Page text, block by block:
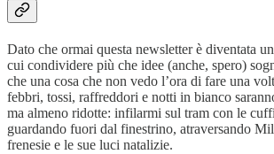
Dato che ormai questa newsletter è diventata
cui condividere più che idee (anche, spero)
che una cosa che non vedo l’ora di fare una
febbri, tossi, raffreddori e notti in bianco
ma almeno ridotte: infilarmi sul tram con le
guardando fuori dal finestrino, atraversando
frenesie e le sue luci natalizie.